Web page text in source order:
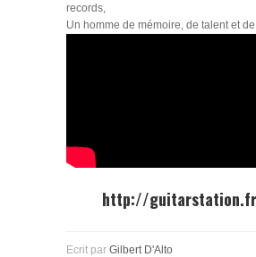
records,
Un homme de mémoire, de talent et de
http://
Ecrit par Gilbert D'Alto